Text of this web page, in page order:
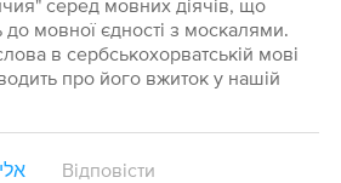
серед мовних діячів, що
мовної єдності з москалями.
в сербськохорватській мові
про його вжиток у нашій
Відповісти